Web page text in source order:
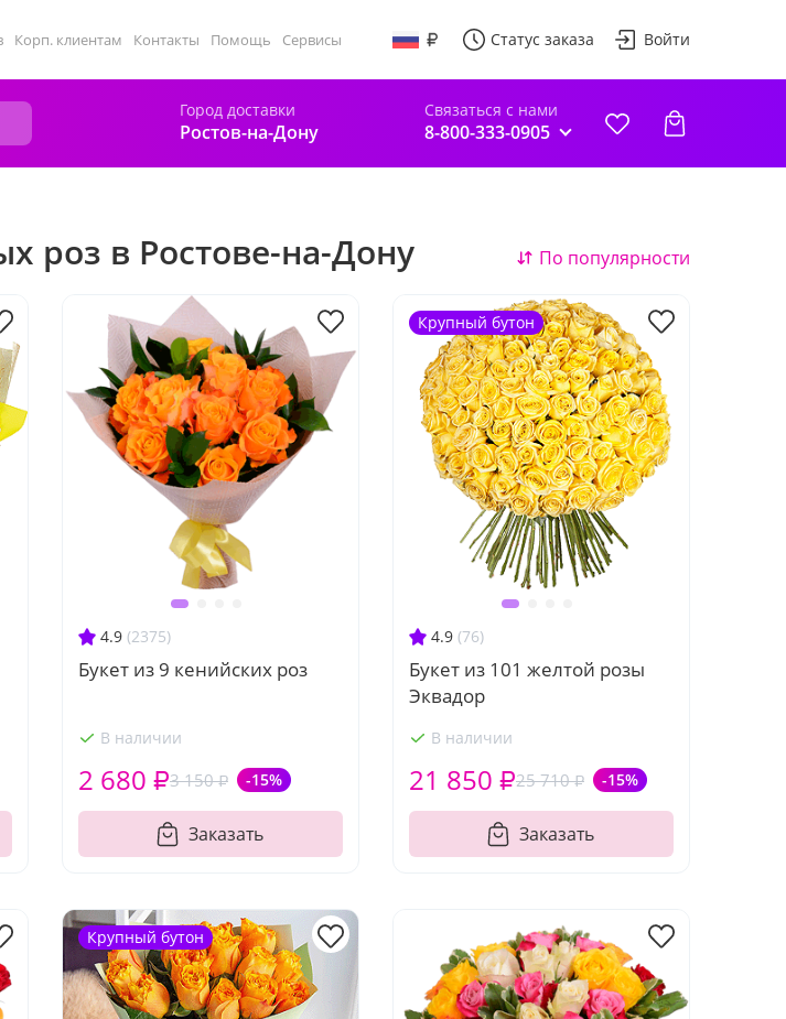
Корп. клиентам Контакты Помощь Сервисы Статус заказа Войти
Город доставки
Ростов-на-Дону
Связаться с нами
8-800-333-0905
роз в Ростове-на-Дону По популярности
4.9 (2375)
Букет из 9 кенийских роз
В наличии
3 150 ₽ -15%
2 680 ₽
Заказать
4.9 (76)
Букет из 101 желтой розы
Эквадор
В наличии
25 710 ₽ -15%
21 850 ₽
Заказать
Крупный бутон
Крупный бутон